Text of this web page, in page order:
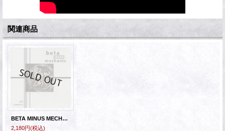
関連商品
BETA MINUS MECHANIC - 69 Camaro [CD]
2,180円(税込)